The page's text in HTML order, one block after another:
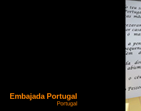
Embajada Portugal
Portugal